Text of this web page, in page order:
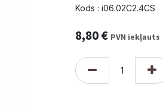
Kods : i06.02C2.4CS
8,80€ PVN iekļauts